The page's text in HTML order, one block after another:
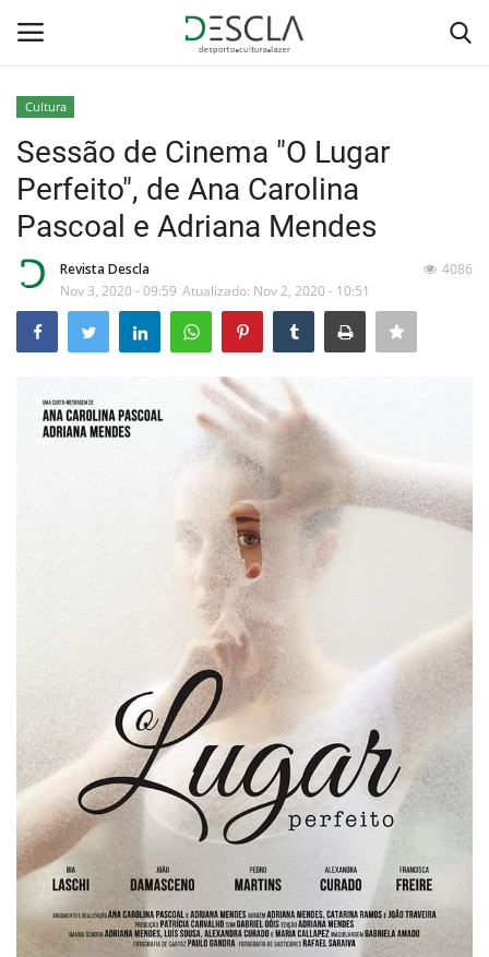
Home
Desporto
Sobre Nós
Lazer
Ambiente
Cultura
Sessão de Cinema "O Lugar
Perfeito", de Ana Carolina
Pascoal e Adriana Mendes
Revista Descla
Nov 3, 2020 - 09:59 Atualizado: Nov 2, 2020 - 10:51
4086